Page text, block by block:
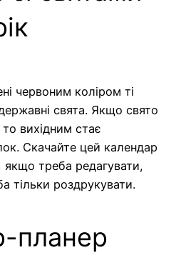
червоним коліром ті
свята. Якщо свято
вихідним стає
Скачайте цей календар
якщо треба редагувати,
тільки роздрукувати.
планер